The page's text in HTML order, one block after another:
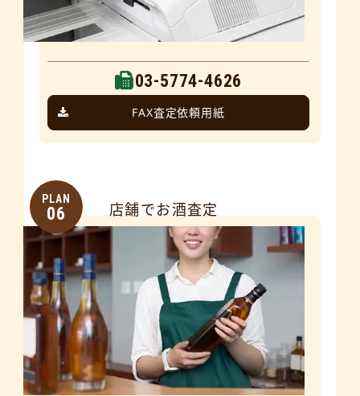
03-5774-4626
FAX査定依頼用紙
PLAN
06 店舗でお酒査定